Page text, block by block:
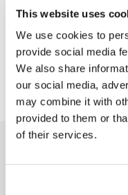
This website uses
We use cookies to
provide social media
We also share
our social media,
may combine it with
provided to them or
of their services.
Gratis retourneren